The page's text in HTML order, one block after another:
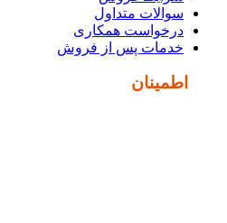
سوالات متداول
درخواست همکاری
خدمات پس از فروش
اطمینان